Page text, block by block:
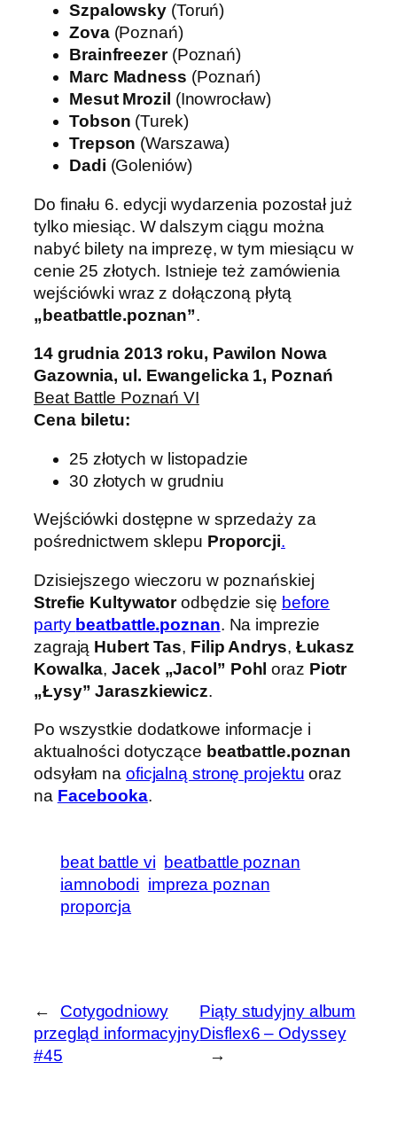
Szpalowsky (Toruń)
Zova(Poznań)
Brainfreezer(Poznań)
Marc Madness (Poznań)
Mesut Mrozil (Inowrocław)
Tobson (Turek)
Trepson (Warszawa)
Dadi (Goleniów)
Do finału 6. edycji wydarzenia pozostał już
tylko miesiąc. W dalszym ciągu można
nabyć bilety na imprezę, w tym miesiącu w
cenie 25 złotych. Istnieje też zamówienia
wejściówki wraz z dołączoną płytą
„beatbattle.poznan”.
14 grudnia 2013 roku, Pawilon Nowa
Gazownia, ul. Ewangelicka 1, Poznań
Beat Battle Poznań VI
Cena biletu:
25 złotych w listopadzie
30 złotych w grudniu
Wejściówki dostępne w sprzedaży za
pośrednictwem sklepu Proporcji.
Dzisiejszego wieczoru w poznańskiej
Strefie Kultywatorodbędzie się before
party beatbattle.poznan. Na imprezie
zagrają Hubert Tas, Filip Andrys, Łukasz
Kowalka,Jacek „Jacol” Pohl oraz Piotr
„Łysy” Jaraszkiewicz.
Po wszystkie dodatkowe informacje i
aktualności dotyczące beatbattle.poznan
odsyłam na oficjalną stronę projektu oraz
na Facebooka.
beat battle vi
beatbattle poznan
iamnobodi impreza poznan
proporcja
←
Cotygodniowy
przegląd informacyjny
#45
Piąty studyjny album
Disflex6 – Odyssey
→